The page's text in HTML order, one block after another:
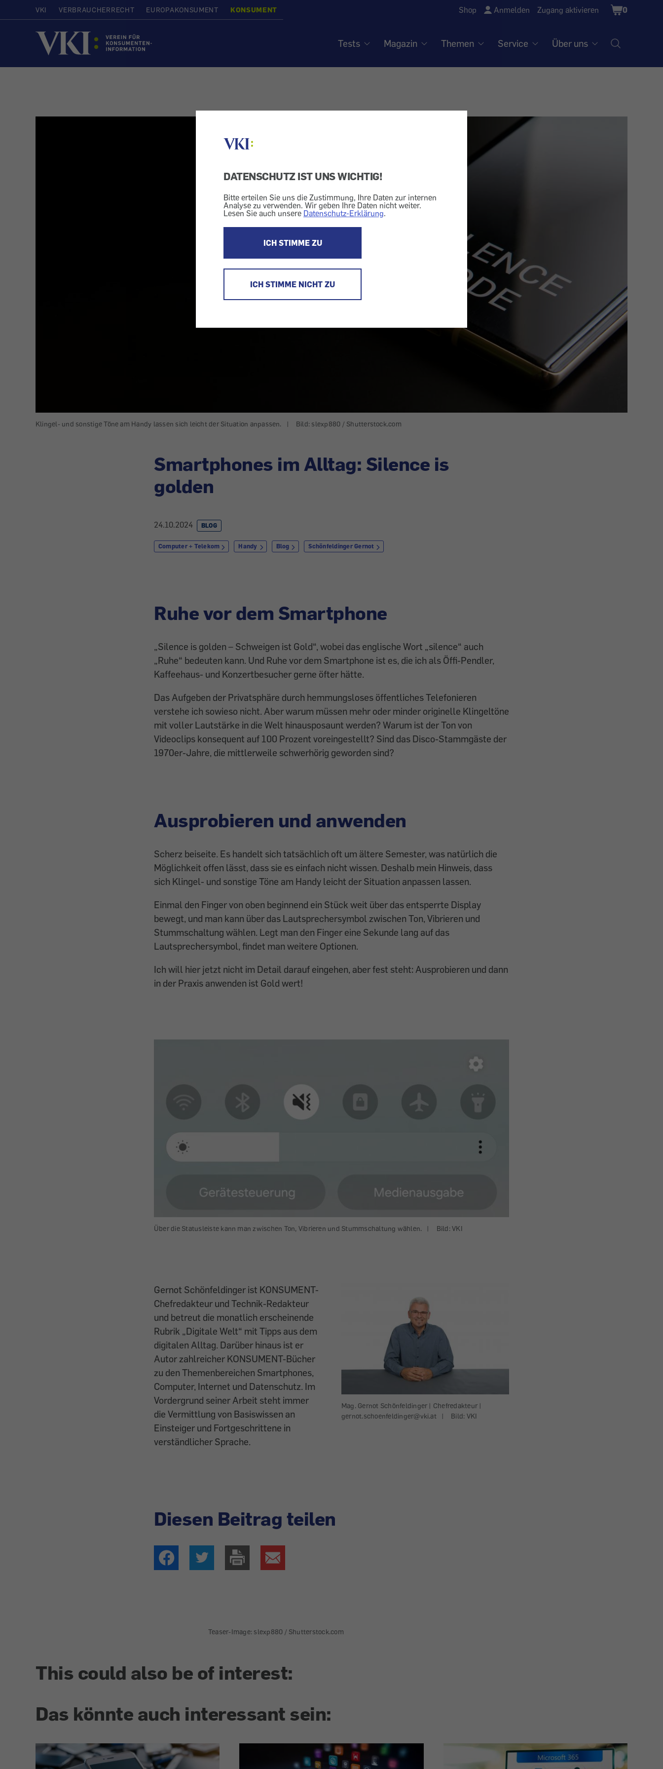
DATENSCHUTZ IST UNS WICHTIG!
Bitte erteilen Sie uns die Zustimmung, Ihre Daten zur internen
Analyse zu verwenden. Wir geben Ihre Daten nicht weiter.
Lesen Sie auch unsere Datenschutz-Erklärung.
ICH STIMME ZU
ICH STIMME NICHT ZU
VKI VERBRAUCHERRECHT EUROPAKONSUMENT KONSUMENT Shop Anmelden Zugang aktivieren
Shopping
Cart
0
Startseite
Tests Magazin Themen Service Über uns
Klingel- und sonstige Töne am Handy lassen sich leicht der Situation anpassen. | Bild: slexp880 / Shutterstock.com
Smartphones im Alltag: Silence is
golden
24.10.2024 BLOG
Computer + Telekom Handy Blog Schönfeldinger Gernot
Ruhe vor dem Smartphone
„Silence is golden – Schweigen ist Gold“, wobei das englische Wort „silence“ auch
„Ruhe“ bedeuten kann. Und Ruhe vor dem Smartphone ist es, die ich als Öffi-Pendler,
Kaffeehaus- und Konzertbesucher gerne öfter hätte.
Das Aufgeben der Privatsphäre durch hemmungsloses öffentliches Telefonieren
verstehe ich sowieso nicht. Aber warum müssen mehr oder minder originelle Klingeltöne
mit voller Lautstärke in die Welt hinausposaunt werden? Warum ist der Ton von
Videoclips konsequent auf 100 Prozent voreingestellt? Sind das Disco-Stammgäste der
1970er-Jahre, die mittlerweile schwerhörig geworden sind?
Ausprobieren und anwenden
Scherz beiseite. Es handelt sich tatsächlich oft um ältere Semester, was natürlich die
Möglichkeit offen lässt, dass sie es einfach nicht wissen. Deshalb mein Hinweis, dass
sich Klingel- und sonstige Töne am Handy leicht der Situation anpassen lassen.
Einmal den Finger von oben beginnend ein Stück weit über das entsperrte Display
bewegt, und man kann über das Lautsprechersymbol zwischen Ton, Vibrieren und
Stummschaltung wählen. Legt man den Finger eine Sekunde lang auf das
Lautsprechersymbol, findet man weitere Optionen.
Ich will hier jetzt nicht im Detail darauf eingehen, aber fest steht: Ausprobieren und dann
in der Praxis anwenden ist Gold wert!
Über die Statusleiste kann man zwischen Ton, Vibrieren und Stummschaltung wählen. | Bild: VKI
Mag. Gernot Schönfeldinger | Chefredakteur |
gernot.schoenfeldinger@vki.at
| Bild: VKI
Gernot Schönfeldinger ist KONSUMENT-
Chefredakteur und Technik-Redakteur
und betreut die monatlich erscheinende
Rubrik „Digitale Welt“ mit Tipps aus dem
digitalen Alltag. Darüber hinaus ist er
Autor zahlreicher KONSUMENT-Bücher
zu den Themenbereichen Smartphones,
Computer, Internet und Datenschutz. Im
Vordergrund seiner Arbeit steht immer
die Vermittlung von Basiswissen an
Einsteiger und Fortgeschrittene in
verständlicher Sprache.
Diesen Beitrag teilen
Teaser-Image: slexp880 / Shutterstock.com
This could also be of interest:
Das könnte auch interessant sein: